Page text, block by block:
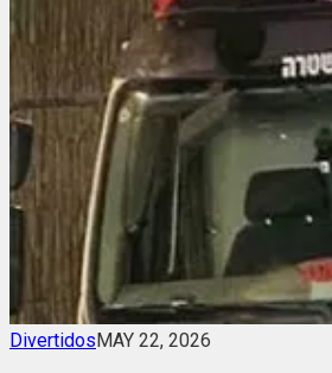
DivertidosMAY 22, 2026